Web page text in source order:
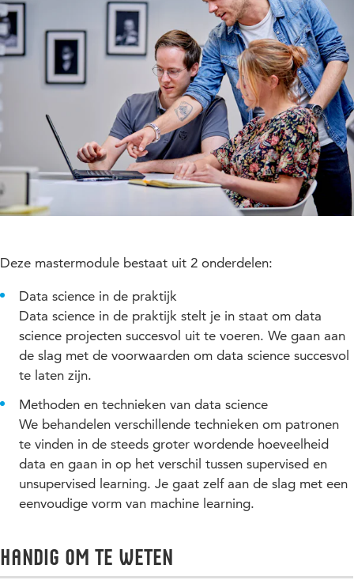
Deze mastermodule bestaat uit 2 onderdelen:
Data science in de praktijk
Data science in de praktijk stelt je in staat om data
science projecten succesvol uit te voeren. We gaan aan
de slag met de voorwaarden om data science succesvol
te laten zijn.
Methoden en technieken van data science
We behandelen verschillende technieken om patronen
te vinden in de steeds groter wordende hoeveelheid
data en gaan in op het verschil tussen supervised en
unsupervised learning. Je gaat zelf aan de slag met een
eenvoudige vorm van machine learning.
Handig om te weten